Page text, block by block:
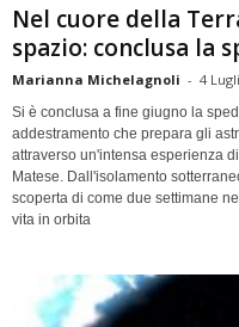
Nel cuore della
spazio: conclusa la
Marianna Michelagnoli - 4
Si è conclusa a fine giugno la
addestramento che prepara gli
attraverso un'intensa esperienza
Matese. Dall'isolamento
scoperta di come due settimane
vita in orbita